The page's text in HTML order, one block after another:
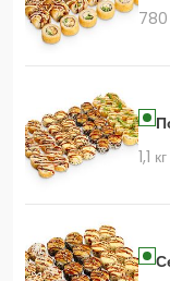
780
1,1 кг